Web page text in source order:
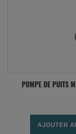
POMPE DE PUITS
AJOUTER